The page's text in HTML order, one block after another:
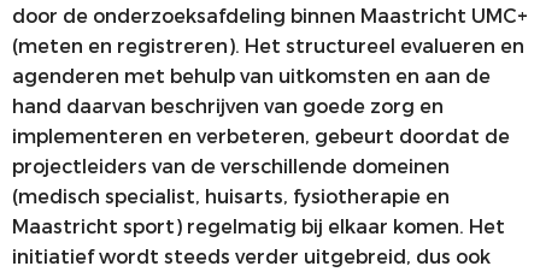
door de onderzoeksafdeling binnen Maastricht UMC+
(meten en registreren). Het structureel evalueren en
agenderen met behulp van uitkomsten en aan de
hand daarvan beschrijven van goede zorg en
implementeren en verbeteren, gebeurt doordat de
projectleiders van de verschillende domeinen
(medisch specialist, huisarts, fysiotherapie en
Maastricht sport) regelmatig bij elkaar komen. Het
initiatief wordt steeds verder uitgebreid, dus ook